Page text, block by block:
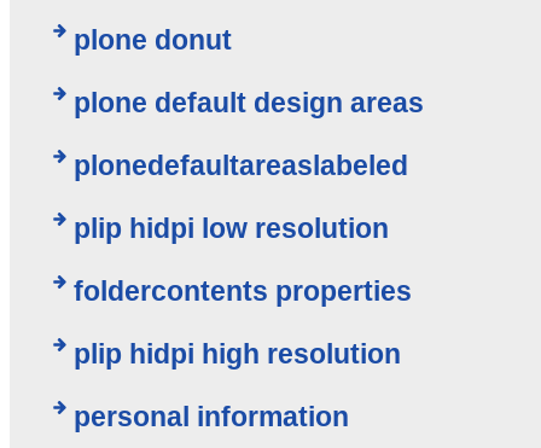
plone donut
plone default design areas
plonedefaultareaslabeled
plip hidpi low resolution
foldercontents properties
plip hidpi high resolution
personal information